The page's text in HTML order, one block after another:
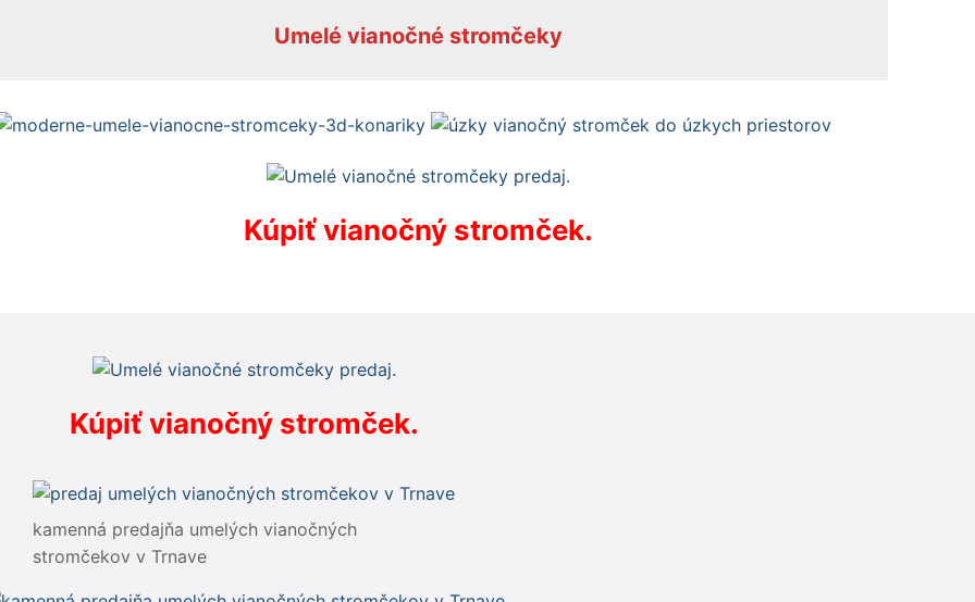
Umelé vianočné stromčeky
Kúpiť vianočný stromček.
Kúpiť vianočný stromček.
kamenná predajňa umelých vianočných
stromčekov v Trnave